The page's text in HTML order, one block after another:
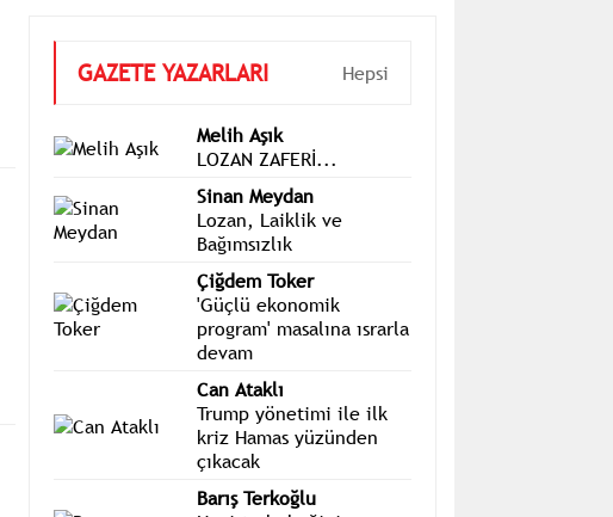
Melih Aşık
LOZAN ZAFERİ...
Sinan Meydan
Lozan, Laiklik ve
Bağımsızlık
Çiğdem Toker
'Güçlü ekonomik
program' masalına ısrarla
devam
Can Ataklı
Trump yönetimi ile ilk
kriz Hamas yüzünden
çıkacak